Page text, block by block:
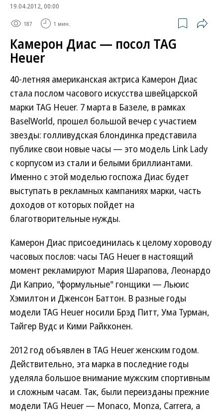
19.04.2012, 00:00
187 1 мин.
Камерон Диас — посол TAG
Heuer
40-летняя американская актриса Камерон Диас
стала послом часового искусства швейцарской
марки TAG Heuer. 7 марта в Базеле, в рамках
BaselWorld, прошел большой вечер с участием
звезды: голливудская блондинка представила
публике свои новые часы — это модель Link Lady
с корпусом из стали и белыми бриллиантами.
Именно с этой моделью госпожа Диас будет
выступать в рекламных кампаниях марки, часть
доходов от которых пойдет на
благотворительные нужды.
Камерон Диас присоединилась к целому хороводу
часовых послов: часы TAG Heuer в настоящий
момент рекламируют Мария Шарапова, Леонардо
Ди Каприо, "формульные" гонщики — Льюис
Хэмилтон и Дженсон Баттон. В разные годы
модели TAG Heuer носили Брэд Питт, Ума Турман,
Тайгер Вудс и Кими Райкконен.
2012 год объявлен в TAG Heuer женским годом.
Действительно, эта марка в последние годы
уделяла большое внимание мужским спортивным
и сложным часам. Так, были переизданы прежние
модели TAG Heuer — Monaco, Monza, Carrera, а